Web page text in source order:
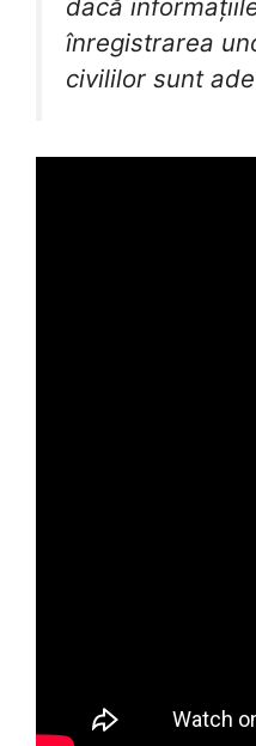
dacă
înregistrarea
civililor sunt